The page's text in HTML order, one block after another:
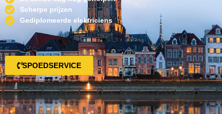
Scherpe prijzen
Gediplomeerde elektriciens
SPOEDSERVICE